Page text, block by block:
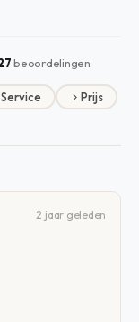
beoordelingen
Service
Prijs
2 jaar geleden